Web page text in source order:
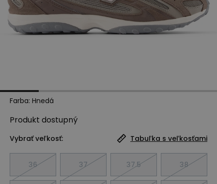
Farba: Hnedá
Produkt dostupný
Vybrať veľkosť: Tabuľka s veľkosťami
36 37 37.5 38